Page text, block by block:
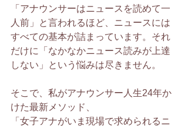
「アナウンサーはニュースを読めて一
人前」と言われるほど、ニュースには
すべての基本が詰まっています。それ
だけに「なかなかニュース読みが上達
しない」という悩みは尽きません。
そこで、私がアナウンサー人生24年か
けた最新メソッド、
「女子アナがいま現場で求められるニ